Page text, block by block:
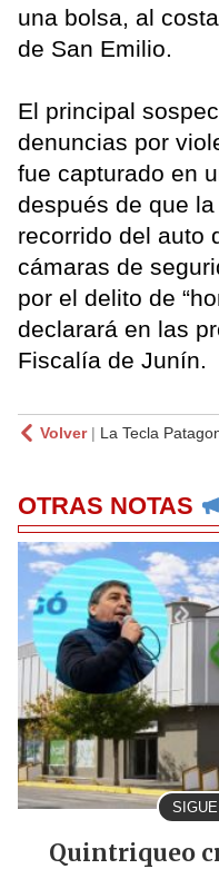
una bolsa, al
de San Emilio.
El principal
denuncias por
fue capturado en
después de que
recorrido del auto
cámaras de
por el delito de
declarará en las
Fiscalía de Junín.
Volver| La Tecla
OTRAS NOTAS
Quintriqueo